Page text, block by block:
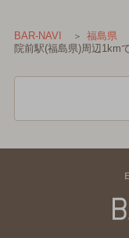
BAR-NAVI 福島県
院前駅(福島県)周辺1km